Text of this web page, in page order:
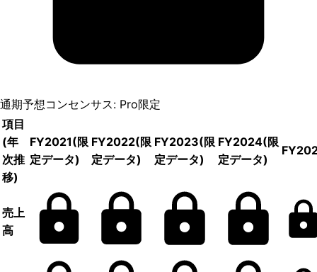
通期予想コンセンサス: Pro限定
項目
(年
次推
移)
FY2021(限
定データ)
FY2022(限
定データ)
FY2023(限
定データ)
FY2024(限
定データ)
売上
高